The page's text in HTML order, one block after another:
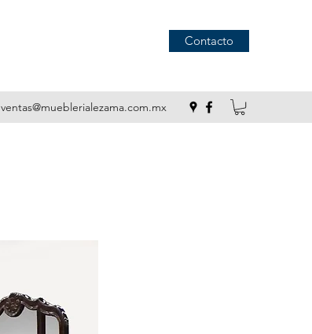
Contacto
ventas@mueblerialezama.com.mx